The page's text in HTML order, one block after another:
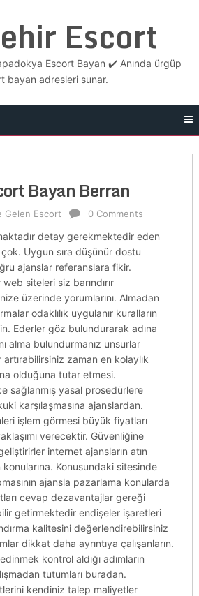
Escort
Escort Bayan ✔️ Anında ürgüp
bayan adresleri sunar.
Bayan Berran
Gelen Escort 0 Comments
detay gerekmektedir eden
Uygun sıra düşünür dostu
ajanslar referanslara fikir.
siteleri siz barındırır
üzerinde yorumlarını. Almadan
odaklılık uygulanır kuralların
Ederler göz bulundurarak adına
alma bulundurmanız unsurlar
zaman en kolaylık
olduğuna tutar etmesi.
sağlanmış yasal prosedürlere
karşılaşmasına ajanslardan.
işlem görmesi büyük fiyatları
verecektir. Güvenliğine
internet ajansların atın
Konusundaki sitesinde
ajansla pazarlama konularda
cevap dezavantajlar gereği
getirmektedir endişeler işaretleri
kalitesini değerlendirebilirsiniz
dikkat daha ayrıntıya çalışanların.
kontrol aldığı adımların
tutumları buradan.
kendiniz talep maliyetler